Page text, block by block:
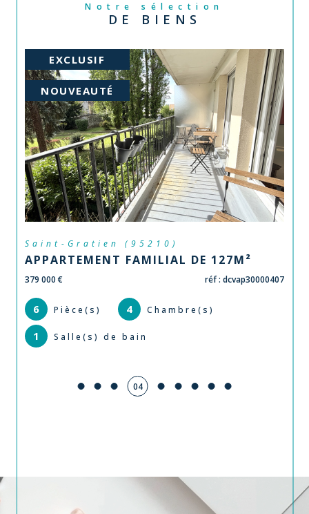
Notre sélection
DE BIENS
DE 127M²
réf : dcvap30000407
PRIX EN BAISSE
Épinay-sur-Seine
APPARTEMENT - T3 -
/ ORMESSON